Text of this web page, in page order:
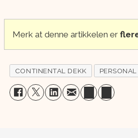
Merk at denne artikkelen er
CONTINENTAL DEKK PERSONAL